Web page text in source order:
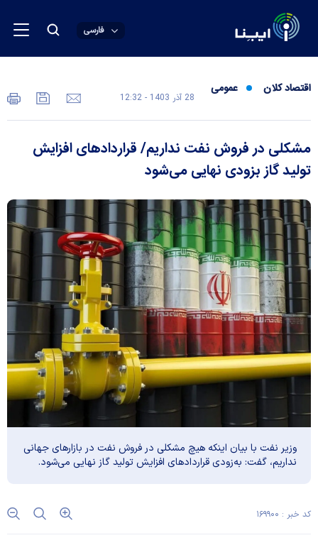
فارسی
اقتصاد کلان عمومی
28 آذر 1403 - 12:32
مشکلی در فروش نفت نداریم/ قرارداد‌های افزایش
تولید گاز بزودی نهایی می‌شود
وزیر نفت با بیان اینکه هیچ مشکلی در فروش نفت در بازار‌های جهانی
نداریم، گفت: به‌زودی قرارداد‌های افزایش تولید گاز نهایی می‌شود.
کد خبر : ۱۶۹۹۰۰